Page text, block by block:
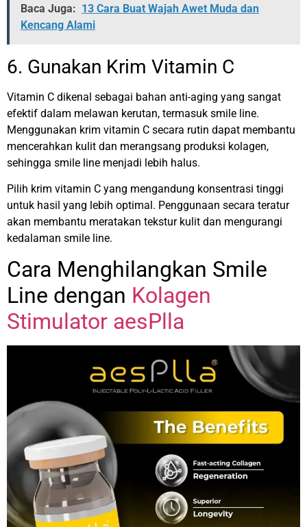
Baca Juga: 13 Cara Buat Wajah Awet Muda dan
Kencang Alami
6. Gunakan Krim Vitamin C
Vitamin C dikenal sebagai bahan anti-aging yang sangat
efektif dalam melawan kerutan, termasuk smile line.
Menggunakan krim vitamin C secara rutin dapat membantu
mencerahkan kulit dan merangsang produksi kolagen,
sehingga smile line menjadi lebih halus.
Pilih krim vitamin C yang mengandung konsentrasi tinggi
untuk hasil yang lebih optimal. Penggunaan secara teratur
akan membantu meratakan tekstur kulit dan mengurangi
kedalaman smile line.
Cara Menghilangkan Smile
Line dengan Kolagen
Stimulator aesPlla